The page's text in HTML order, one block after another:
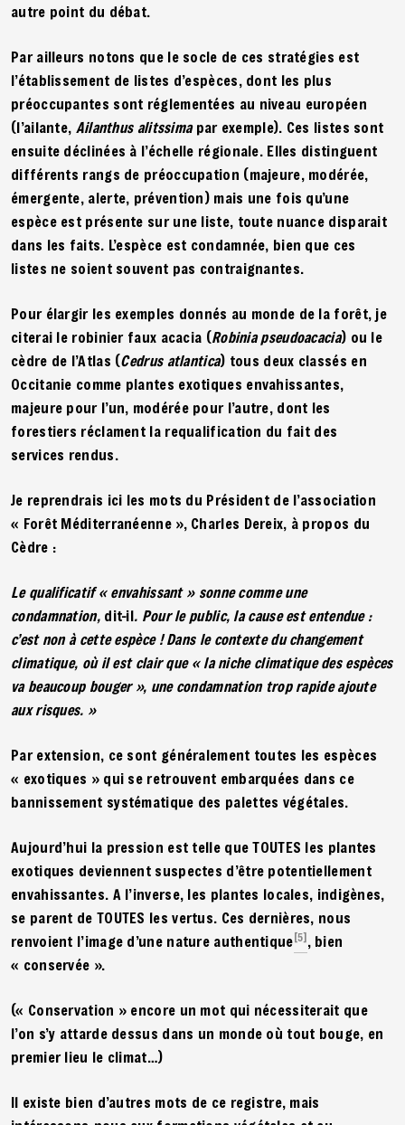
autre point du débat.
Par ailleurs notons que le socle de ces stratégies est
l’établissement de listes d’espèces, dont les plus
préoccupantes sont réglementées au niveau européen
(l’ailante, Ailanthus alitssimapar exemple). Ces listes sont
ensuite déclinées à l’échelle régionale. Elles distinguent
différents rangs de préoccupation (majeure, modérée,
émergente, alerte, prévention) mais une fois qu’une
espèce est présente sur une liste, toute nuance disparait
dans les faits. L’espèce est condamnée, bien que ces
listes ne soient souvent pas contraignantes.
Pour élargir les exemples donnés au monde de la forêt, je
citerai le robinier faux acacia (Robinia pseudoacacia) ou le
cèdre de l’Atlas (Cedrus atlantica) tous deux classés en
Occitanie comme plantes exotiques envahissantes,
majeure pour l’un, modérée pour l’autre, dont les
forestiers réclament la requalification du fait des
services rendus.
Je reprendrais ici les mots du Président de l’association
« Forêt Méditerranéenne », Charles Dereix, à propos du
Cèdre :
Le qualificatif « envahissant » sonne comme une
condamnation, dit-il. Pour le public, la cause est entendue :
c’est non à cette espèce ! Dans le contexte du changement
climatique, où il est clair que « la niche climatique des espèces
va beaucoup bouger », une condamnation trop rapide ajoute
aux risques. »
Par extension, ce sont généralement toutes les espèces
« exotiques » qui se retrouvent embarquées dans ce
bannissement systématique des palettes végétales.
Aujourd’hui la pression est telle que TOUTES les plantes
exotiques deviennent suspectes d’être potentiellement
envahissantes. A l’inverse, les plantes locales, indigènes,
se parent de TOUTES les vertus. Ces dernières, nous
renvoient l’image d’une nature authentique[5], bien
« conservée ».
(« Conservation » encore un mot qui nécessiterait que
l’on s’y attarde dessus dans un monde où tout bouge, en
premier lieu le climat…)
Il existe bien d’autres mots de ce registre, mais